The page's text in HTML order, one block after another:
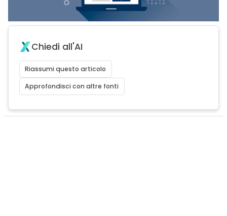
Chiedi all'AI
Riassumi questo articolo
Approfondisci con altre fonti